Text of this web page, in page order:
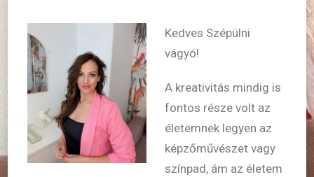
Kedves Szépülni
vágyó!
A kreativitás mindig is
fontos része volt az
életemnek legyen az
képzőművészet vagy
színpad, ám az életem